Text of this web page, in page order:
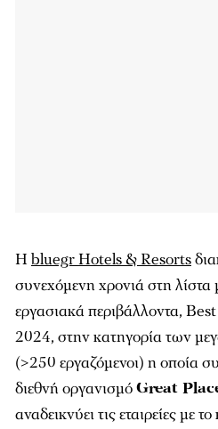
Ηbluegr Hotels & Resorts
συνεχόμενη χρονιά στη
εργασιακά περιβάλλοντα,
2024, στην κατηγορία των
(>250 εργαζόμενοι) η οποία
διεθνή οργανισμόGreat
αναδεικνύει τις εταιρείες με